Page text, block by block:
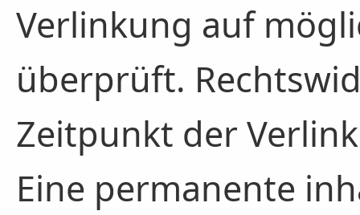
Verlinkung auf
überprüft.
Zeitpunkt der
Eine permanente